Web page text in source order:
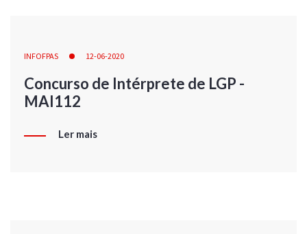
INFOFPAS 12-06-2020
Concurso de Intérprete de LGP -
MAI112
Ler mais